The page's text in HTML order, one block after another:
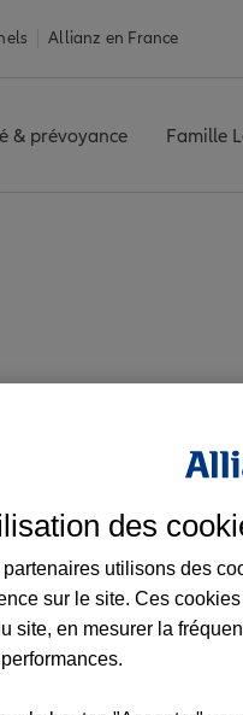
Allianz en France
& prévoyance Famille
des
partenaires utilisons des
sur le site. Ces
site, en mesurer la